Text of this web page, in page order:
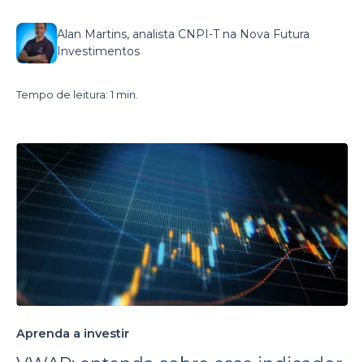
Alan Martins, analista CNPI-T na Nova Futura
Investimentos
Tempo de leitura: 1 min.
Aprenda a investir